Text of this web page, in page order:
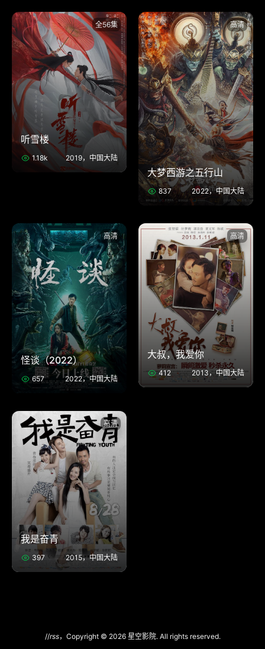
全56集
听雪楼
1.18k 2019，中国大陆
高清
大梦西游之五行山
837 2022，中国大陆
高清
怪谈（2022）
657 2022，中国大陆
高清
大叔，我爱你
412 2013，中国大陆
高清
我是奋青
397 2015，中国大陆
//rss，Copyright © 2026 星空影院. All rights reserved.